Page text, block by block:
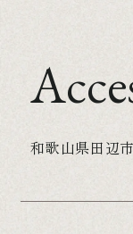
和歌山県田辺